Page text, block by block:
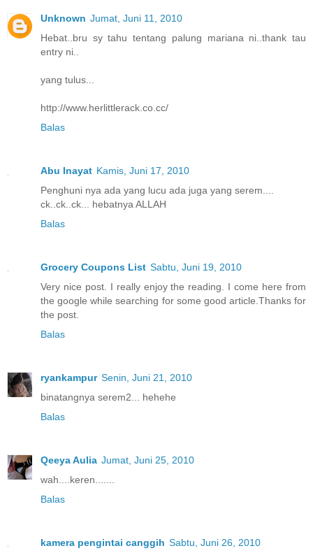
Unknown Jumat, Juni 11, 2010
Hebat..bru sy tahu tentang palung mariana ni..thank tau
entry ni..
yang tulus...
http://www.herlittlerack.co.cc/
Balas
Abu Inayat Kamis, Juni 17, 2010
Penghuni nya ada yang lucu ada juga yang serem....
ck..ck..ck... hebatnya ALLAH
Balas
Grocery Coupons List Sabtu, Juni 19, 2010
Very nice post. I really enjoy the reading. I come here from
the google while searching for some good article.Thanks for
the post.
Balas
ryankampur Senin, Juni 21, 2010
binatangnya serem2... hehehe
Balas
Qeeya Aulia Jumat, Juni 25, 2010
wah....keren.......
Balas
kamera pengintai canggih Sabtu, Juni 26, 2010